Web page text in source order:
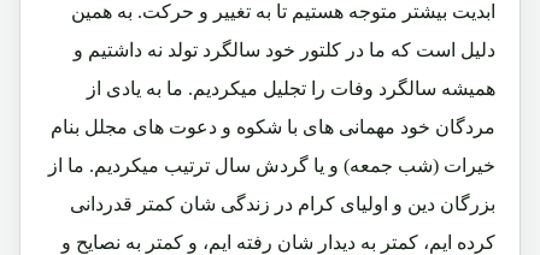
ابدیت بیشتر متوجه هستیم تا به تغییر و حرکت. به همین
دلیل است که ما در کلتور خود سالگرد تولد نه داشتیم و
همیشه سالگرد وفات را تجلیل میکردیم. ما به یادی از
مردگان خود مهمانی های با شکوه و دعوت های مجلل بنام
خیرات (شب جمعه) و یا گردش سال ترتیب میکردیم. ما از
بزرگان دین و اولیای کرام در زندگی شان کمتر قدردانی
کرده ایم، کمتر به دیدار شان رفته ایم، و کمتر به نصایح و